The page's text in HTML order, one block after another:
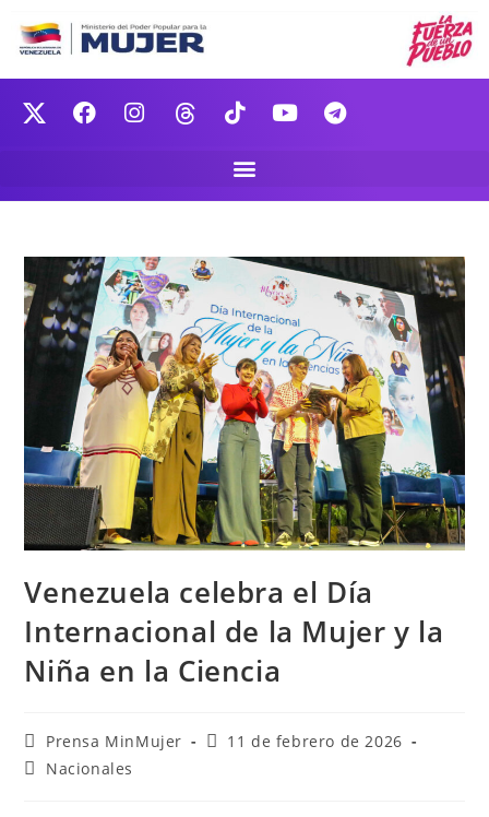
Venezuela celebra el Día
Internacional de la Mujer y la
Niña en la Ciencia
Prensa MinMujer
11 de febrero de 2026
Nacionales